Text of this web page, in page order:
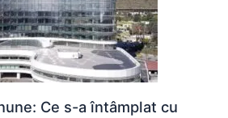
Ce s-a întâmplat cu